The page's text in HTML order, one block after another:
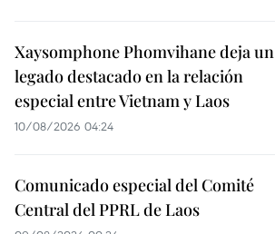
Xaysomphone Phomvihane deja un
legado destacado en la relación
especial entre Vietnam y Laos
10/08/2026 04:24
Comunicado especial del Comité
Central del PPRL de Laos